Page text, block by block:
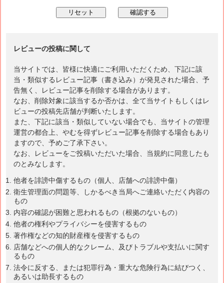
レビューの投稿に関して
当サイトでは、皆様に快適にご利用いただくため、下記に該
当・類似するレビュー記事（書き込み）が発見された場合、予
告無く、レビュー記事を削除する場合があります。
なお、削除対象に該当するか否かは、全て当サイトもしくはレ
ビューの投稿先店舗が判断いたします。
また、下記に該当・類似していない場合でも、当サイトの管理
運営の都合上、やむを得ずレビュー記事を削除する場合もあり
ますので、予めご了承下さい。
なお、レビューをご投稿いただいた場合、当規約に同意したも
のとみなします。
他者を誹謗中傷するもの（個人、店舗への誹謗中傷）
衛生管理面の問題等、しかるべき当局へご連絡いただく内容の
もの
内容の確認が困難と思われるもの（根拠のないもの）
他者の権利やプライバシーを侵害するもの
著作権などの知的財産権を侵害するもの
店舗などへの個人的なクレーム、及びトラブルや支払いに関す
るもの
法令に反する、または犯罪行為・重大な危険行為に結びつく、
あるいは助長するもの